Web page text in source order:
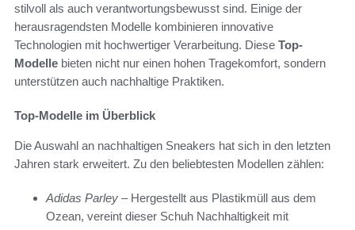
stilvoll als auch verantwortungsbewusst sind. Einige der
herausragendsten Modelle kombinieren innovative
Technologien mit hochwertiger Verarbeitung. Diese Top-
Modelle bieten nicht nur einen hohen Tragekomfort, sondern
unterstützen auch nachhaltige Praktiken.
Top-Modelle im Überblick
Die Auswahl an nachhaltigen Sneakers hat sich in den letzten
Jahren stark erweitert. Zu den beliebtesten Modellen zählen:
Adidas Parley – Hergestellt aus Plastikmüll aus dem
Ozean, vereint dieser Schuh Nachhaltigkeit mit